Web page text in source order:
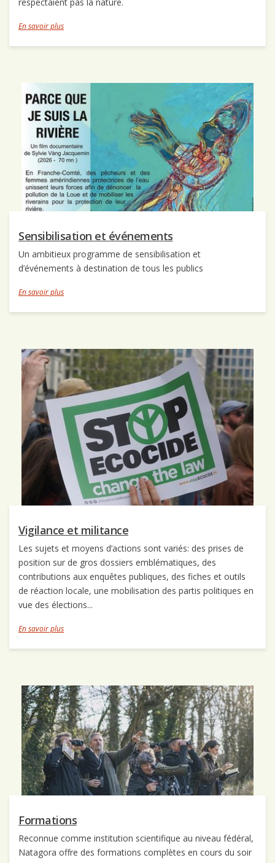
En savoir plus
Sensibilisation et événements
Un ambitieux programme de sensibilisation et
d’événements à destination de tous les publics
En savoir plus
Vigilance et militance
Les sujets et moyens d’actions sont variés: des prises de
position sur de gros dossiers emblématiques, des
contributions aux enquêtes publiques, des fiches et outils
de réaction locale, une mobilisation des partis politiques en
vue des élections...
En savoir plus
Formations
Reconnue comme institution scientifique au niveau fédéral,
Natagora offre des formations complètes en cours du soir